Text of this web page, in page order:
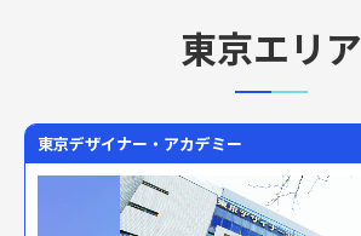
東京エリア
東京デザイナー・アカデミー